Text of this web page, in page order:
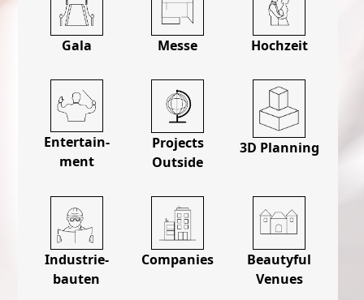
Gala Messe Hochzeit
Entertain­
ment
Projects
Outside
3D Planning
Industrie­
bauten
Companies
Beautyful
Venues